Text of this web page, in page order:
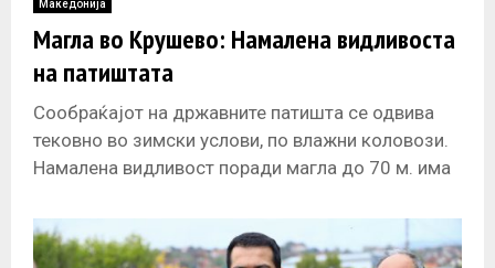
Македонија
Магла во Крушево: Намалена видливоста
на патиштата
Сообраќајот на државните патишта се одвива
тековно во зимски услови, по влажни коловози.
Намалена видливост поради магла до 70 м. има